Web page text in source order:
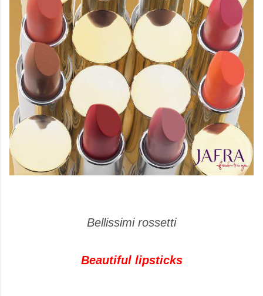
Bellissimi rossetti
Beautiful lipsticks